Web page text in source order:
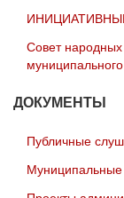
Совет народных
муниципального
ДОКУМЕНТЫ
Публичные
Муниципальные